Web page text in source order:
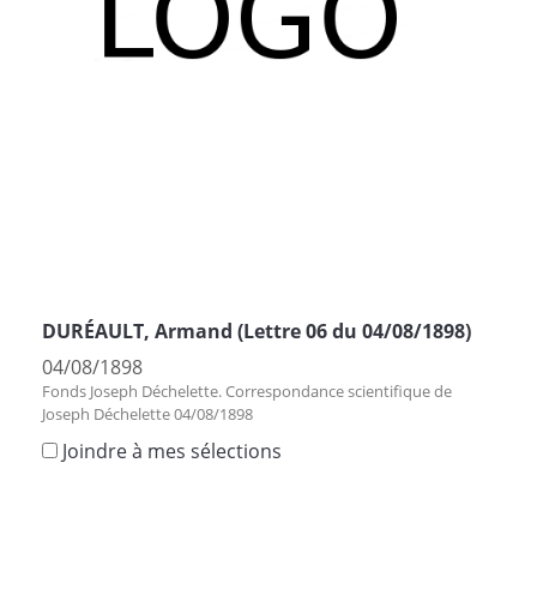
DURÉAULT, Armand (Lettre 06 du 04/08/1898)
04/08/1898
Fonds Joseph Déchelette. Correspondance scientifique de
Joseph Déchelette 04/08/1898
Joindre à mes sélections